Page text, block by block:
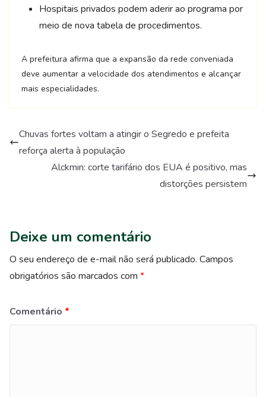
Hospitais privados podem aderir ao programa por
meio de nova tabela de procedimentos.
A prefeitura afirma que a expansão da rede conveniada
deve aumentar a velocidade dos atendimentos e alcançar
mais especialidades.
Chuvas fortes voltam a atingir o Segredo e prefeita
reforça alerta à população
Alckmin: corte tarifário dos EUA é positivo, mas
distorções persistem
Deixe um comentário
O seu endereço de e-mail não será publicado. Campos
obrigatórios são marcados com *
Comentário *